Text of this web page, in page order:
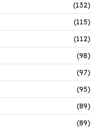
(132)
(115)
(112)
(98)
(97)
(95)
(89)
(89)